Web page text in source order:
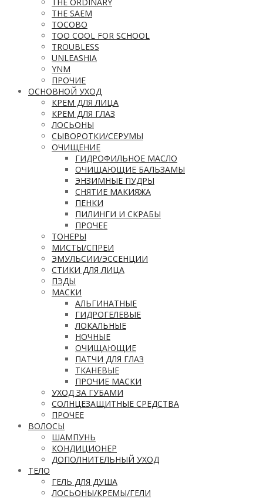
THE SAEM
TOCOBO
TOO COOL FOR SCHOOL
TROUBLESS
UNLEASHIA
YNM
ПРОЧИЕ
ОСНОВНОЙ УХОД
КРЕМ ДЛЯ ЛИЦА
КРЕМ ДЛЯ ГЛАЗ
ЛОСЬОНЫ
СЫВОРОТКИ/СЕРУМЫ
ОЧИЩЕНИЕ
ГИДРОФИЛЬНОЕ МАСЛО
ОЧИЩАЮЩИЕ БАЛЬЗАМЫ
ЭНЗИМНЫЕ ПУДРЫ
СНЯТИЕ МАКИЯЖА
ПЕНКИ
ПИЛИНГИ И СКРАБЫ
ПРОЧЕЕ
ТОНЕРЫ
МИСТЫ/СПРЕИ
ЭМУЛЬСИИ/ЭССЕНЦИИ
СТИКИ ДЛЯ ЛИЦА
ПЭДЫ
МАСКИ
АЛЬГИНАТНЫЕ
ГИДРОГЕЛЕВЫЕ
ЛОКАЛЬНЫЕ
НОЧНЫЕ
ОЧИЩАЮЩИЕ
ПАТЧИ ДЛЯ ГЛАЗ
ТКАНЕВЫЕ
ПРОЧИЕ МАСКИ
УХОД ЗА ГУБАМИ
СОЛНЦЕЗАЩИТНЫЕ СРЕДСТВА
ПРОЧЕЕ
ВОЛОСЫ
ШАМПУНЬ
КОНДИЦИОНЕР
ДОПОЛНИТЕЛЬНЫЙ УХОД
ТЕЛО
ГЕЛЬ ДЛЯ ДУША
ЛОСЬОНЫ/КРЕМЫ/ГЕЛИ